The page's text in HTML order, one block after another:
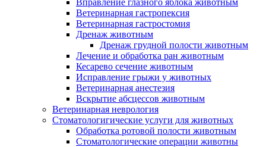
Вправление глазного яблока животным
Ветеринарная гастропексия
Ветеринарная гастростомия
Дренаж животным
Дренаж грудной полости животным
Лечение и обработка ран животным
Кесарево сечение животным
Исправление грыжи у животных
Ветеринарная анестезия
Вскрытие абсцессов животным
Ветеринарная неврология
Стоматологигические услуги для животных
Обработка ротовой полости животным
Стоматологические операции животны